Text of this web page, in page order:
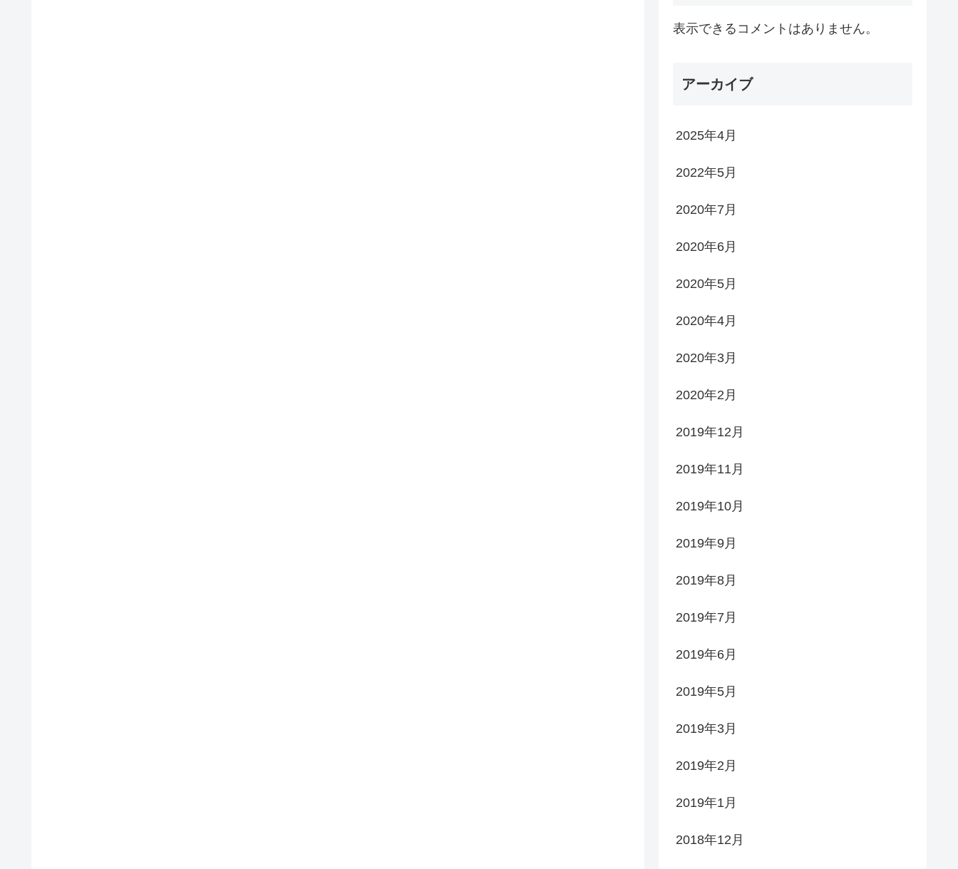
表示できるコメントはありません。
アーカイブ
2025年4月
2022年5月
2020年7月
2020年6月
2020年5月
2020年4月
2020年3月
2020年2月
2019年12月
2019年11月
2019年10月
2019年9月
2019年8月
2019年7月
2019年6月
2019年5月
2019年3月
2019年2月
2019年1月
2018年12月